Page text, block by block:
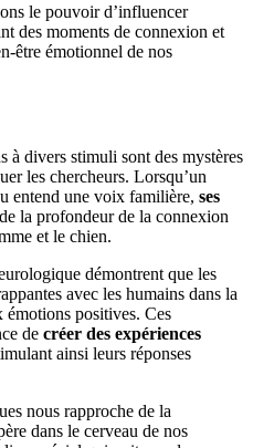
le pouvoir d’influencer
des moments de connexion et
être émotionnel de nos
à divers stimuli sont des mystères
les chercheurs. Lorsqu’un
entend une voix familière, ses
la profondeur de la connexion
et le chien.
démontrent que les
avec les humains dans la
positives. Ces
de créer des expériences
ainsi leurs réponses
nous rapproche de la
dans le cerveau de nos